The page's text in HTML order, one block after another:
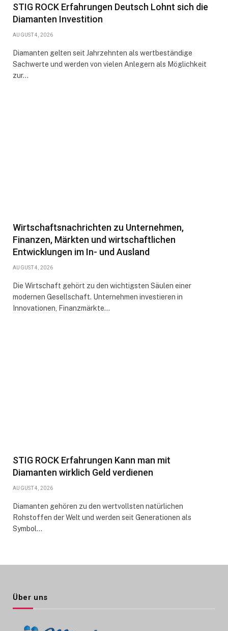
STIG ROCK Erfahrungen Deutsch Lohnt sich die
Diamanten Investition
AUGUST 4, 2026
Diamanten gelten seit Jahrzehnten als wertbeständige
Sachwerte und werden von vielen Anlegern als Möglichkeit
zur…
Wirtschaftsnachrichten zu Unternehmen,
Finanzen, Märkten und wirtschaftlichen
Entwicklungen im In- und Ausland
AUGUST 4, 2026
Die Wirtschaft gehört zu den wichtigsten Säulen einer
modernen Gesellschaft. Unternehmen investieren in
Innovationen, Finanzmärkte…
STIG ROCK Erfahrungen Kann man mit
Diamanten wirklich Geld verdienen
AUGUST 4, 2026
Diamanten gehören zu den wertvollsten natürlichen
Rohstoffen der Welt und werden seit Generationen als
Symbol…
Über uns